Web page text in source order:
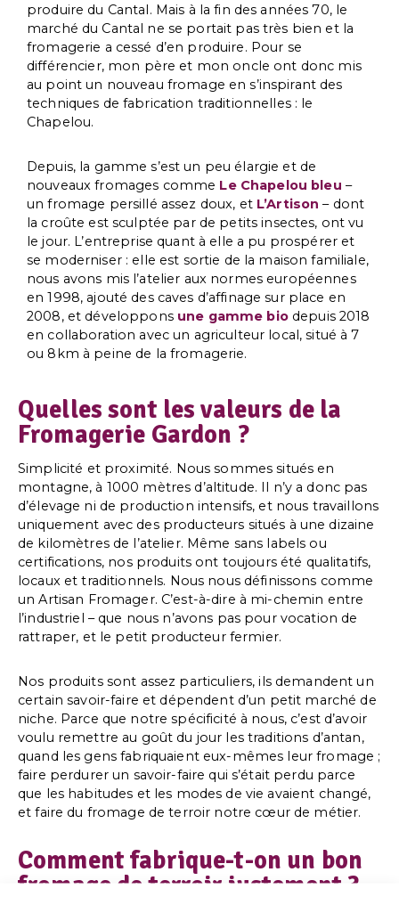
produire du Cantal. Mais à la fin des années 70, le
marché du Cantal ne se portait pas très bien et la
fromagerie a cessé d’en produire. Pour se
différencier, mon père et mon oncle ont donc mis
au point un nouveau fromage en s’inspirant des
techniques de fabrication traditionnelles : le
Chapelou.
Depuis, la gamme s’est un peu élargie et de
nouveaux fromages comme Le Chapelou bleu –
un fromage persillé assez doux, et L’Artison – dont
la croûte est sculptée par de petits insectes, ont vu
le jour. L’entreprise quant à elle a pu prospérer et
se moderniser : elle est sortie de la maison familiale,
nous avons mis l’atelier aux normes européennes
en 1998, ajouté des caves d’affinage sur place en
2008, et développons une gamme biodepuis 2018
en collaboration avec un agriculteur local, situé à 7
ou 8km à peine de la fromagerie.
Quelles sont les valeurs de la
Fromagerie Gardon ?
Simplicité et proximité. Nous sommes situés en
montagne, à 1000 mètres d’altitude. Il n’y a donc pas
d’élevage ni de production intensifs, et nous travaillons
uniquement avec des producteurs situés à une dizaine
de kilomètres de l’atelier. Même sans labels ou
certifications, nos produits ont toujours été qualitatifs,
locaux et traditionnels. Nous nous définissons comme
un Artisan Fromager. C’est-à-dire à mi-chemin entre
l’industriel – que nous n’avons pas pour vocation de
rattraper, et le petit producteur fermier.
Nos produits sont assez particuliers, ils demandent un
certain savoir-faire et dépendent d’un petit marché de
niche. Parce que notre spécificité à nous, c’est d’avoir
voulu remettre au goût du jour les traditions d’antan,
quand les gens fabriquaient eux-mêmes leur fromage ;
faire perdurer un savoir-faire qui s’était perdu parce
que les habitudes et les modes de vie avaient changé,
et faire du fromage de terroir notre cœur de métier.
Comment fabrique-t-on un bon
fromage de terroir justement ?